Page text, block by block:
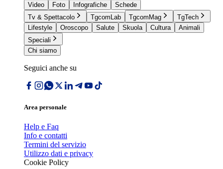
Video
Foto Infografiche
Schede
Tv & Spettacolo
TgcomLab TgcomMag
TgTech
Lifestyle
Oroscopo Salute Skuola Cultura
Animali
Speciali
Chi siamo
Seguici anche su
Area personale
Help e Faq
Info e contatti
Termini del servizio
Utilizzo dati e privacy
Cookie Policy